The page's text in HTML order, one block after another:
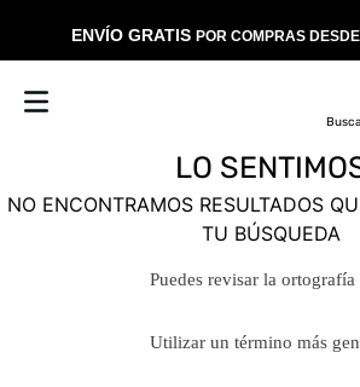
ENVÍO GRATIS POR COMPRAS DESDE
LO
NO ENCONTRAMOS RESULTADOS
TU BÚSQUEDA
Puedes revisar la ortografía
Utilizar un término más